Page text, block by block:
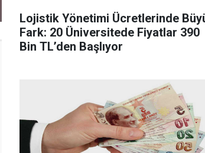
Lojistik Yönetimi Ücretlerinde
Fark: 20 Üniversitede Fiyatlar 390
Bin TL’den Başlıyor